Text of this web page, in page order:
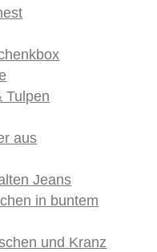
Tulpen
aus
Jeans
in buntem
und Kranz